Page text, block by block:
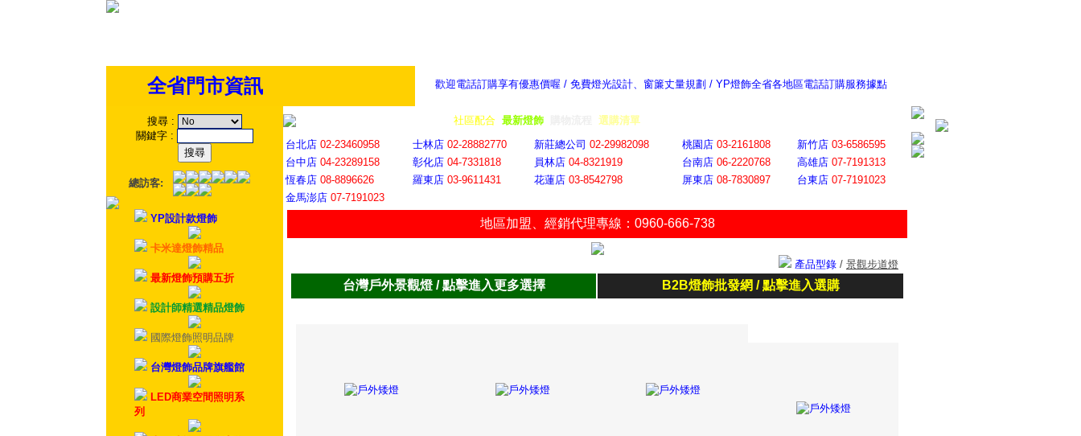
歡迎電話訂購享有優惠價喔 / 免費燈光設計、窗簾丈量規劃 / YP燈飾全省各地區電話訂購服務據點
全省門市資訊
搜尋 :
關鍵字 :
總訪客:
YP設計款燈飾
卡米達燈飾精品
最新燈飾預購五折
設計師精選精品燈飾
國際燈飾照明品牌
台灣燈飾品牌旗艦館
LED商業空間照明系
列
社區配合 最新燈飾 選購清單
台北店 02-23460958 士林店 02-28882770 新莊總公司 02-29982098 桃園店 03-2161808 新竹店 03-6586595
台中店 04-23289158 彰化店 04-7331818 員林店 04-8321919 台南店 06-2220768 高雄店 07-7191313
恆春店 08-8896626 羅東店 03-9611431 花蓮店 03-8542798 屏東店 08-7830897 台東店 07-7191023
金馬澎店 07-7191023
地區加盟 經銷代理專線：0960-666-738
產品型錄 / 景觀步道燈
台灣戶外景觀燈 / 點擊進入更多選擇 B2B燈飾批發網 / 點擊進入選購